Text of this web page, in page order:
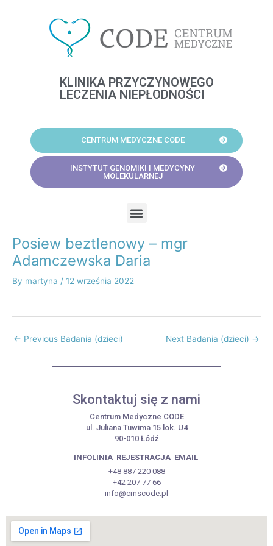
KLINIKA PRZYCZYNOWEGO
LECZENIA NIEPŁODNOŚCI
CENTRUM MEDYCZNE CODE
INSTYTUT GENOMIKI I MEDYCYNY
MOLEKULARNEJ
Posiew beztlenowy – mgr
Adamczewska Daria
By martyna / 12 września 2022
Post
navigation
← Previous Badania (dzieci) Next Badania (dzieci) →
Skontaktuj się z nami
Centrum Medyczne CODE
ul. Juliana Tuwima 15 lok. U4
90-010 Łódź
INFOLINIA REJESTRACJA EMAIL
+48 887 220 088
+42 207 77 66
info@cmscode.pl